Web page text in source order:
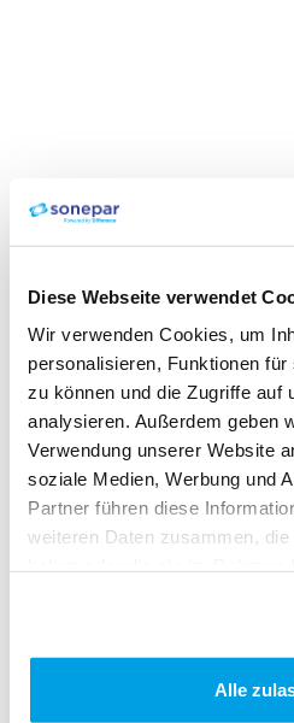
Diese Webseite verwendet
Wir verwenden Cookies, um
personalisieren, Funktionen
zu können und die Zugriffe auf
analysieren. Außerdem geben
Verwendung unserer Website
soziale Medien, Werbung und
Partner führen diese
weiteren Daten zusammen,
Alle